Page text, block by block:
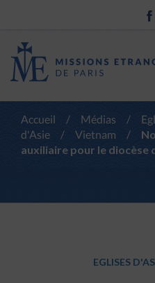
Accueil / Médias /
d'Asie
/ Vietnam /
auxiliaire pour le diocèse
EGLISES